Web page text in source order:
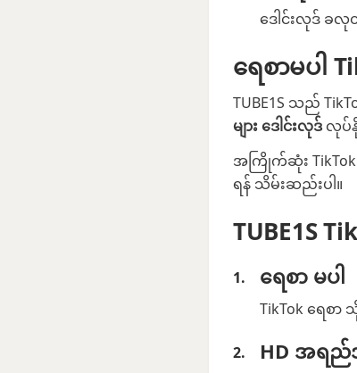
ဒေါင်းလုဒ် ခလု
ရေစာမပါ
TUBE1S သည်
များ ဒေါင်းလုဒ်လုပ်
အကြိုက်ဆုံး TikTok
ရန် သိမ်းဆည်းပါ။
TUBE1S
ရေစာ မပါ
TikTok ရေစာ
HD အရ